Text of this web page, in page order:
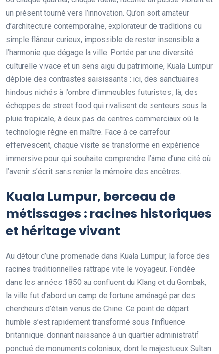
un présent tourné vers l’innovation. Qu’on soit amateur
d’architecture contemporaine, explorateur de traditions ou
simple flâneur curieux, impossible de rester insensible à
l’harmonie que dégage la ville. Portée par une diversité
culturelle vivace et un sens aigu du patrimoine, Kuala Lumpur
déploie des contrastes saisissants : ici, des sanctuaires
hindous nichés à l’ombre d’immeubles futuristes ; là, des
échoppes de street food qui rivalisent de senteurs sous la
pluie tropicale, à deux pas de centres commerciaux où la
technologie règne en maître. Face à ce carrefour
effervescent, chaque visite se transforme en expérience
immersive pour qui souhaite comprendre l’âme d’une cité où
l’avenir s’écrit sans renier la mémoire des ancêtres.
Kuala Lumpur, berceau de
métissages : racines historiques
et héritage vivant
Au détour d’une promenade dans Kuala Lumpur, la force des
racines traditionnelles rattrape vite le voyageur. Fondée
dans les années 1850 au confluent du Klang et du Gombak,
la ville fut d’abord un camp de fortune aménagé par des
chercheurs d’étain venus de Chine. Ce point de départ
humble s’est rapidement transformé sous l’influence
britannique, donnant naissance à un quartier administratif
ponctué de monuments coloniaux, dont le majestueux Sultan